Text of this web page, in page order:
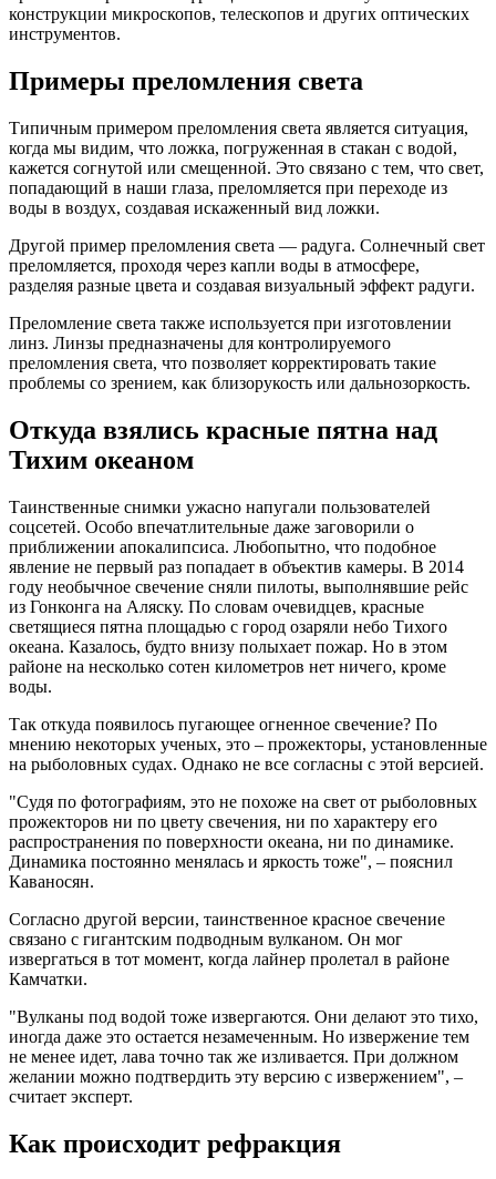
конструкции микроскопов, телескопов и других оптических
инструментов.
Примеры преломления света
Типичным примером преломления света является ситуация,
когда мы видим, что ложка, погруженная в стакан с водой,
кажется согнутой или смещенной. Это связано с тем, что свет,
попадающий в наши глаза, преломляется при переходе из
воды в воздух, создавая искаженный вид ложки.
Другой пример преломления света — радуга. Солнечный свет
преломляется, проходя через капли воды в атмосфере,
разделяя разные цвета и создавая визуальный эффект радуги.
Преломление света также используется при изготовлении
линз. Линзы предназначены для контролируемого
преломления света, что позволяет корректировать такие
проблемы со зрением, как близорукость или дальнозоркость.
Откуда взялись красные пятна над
Тихим океаном
Таинственные снимки ужасно напугали пользователей
соцсетей. Особо впечатлительные даже заговорили о
приближении апокалипсиса. Любопытно, что подобное
явление не первый раз попадает в объектив камеры. В 2014
году необычное свечение сняли пилоты, выполнявшие рейс
из Гонконга на Аляску. По словам очевидцев, красные
светящиеся пятна площадью с город озаряли небо Тихого
океана. Казалось, будто внизу полыхает пожар. Но в этом
районе на несколько сотен километров нет ничего, кроме
воды.
Так откуда появилось пугающее огненное свечение? По
мнению некоторых ученых, это – прожекторы, установленные
на рыболовных судах. Однако не все согласны с этой версией.
"Судя по фотографиям, это не похоже на свет от рыболовных
прожекторов ни по цвету свечения, ни по характеру его
распространения по поверхности океана, ни по динамике.
Динамика постоянно менялась и яркость тоже", – пояснил
Каваносян.
Согласно другой версии, таинственное красное свечение
связано с гигантским подводным вулканом. Он мог
извергаться в тот момент, когда лайнер пролетал в районе
Камчатки.
"Вулканы под водой тоже извергаются. Они делают это тихо,
иногда даже это остается незамеченным. Но извержение тем
не менее идет, лава точно так же изливается. При должном
желании можно подтвердить эту версию с извержением", –
считает эксперт.
Как происходит рефракция